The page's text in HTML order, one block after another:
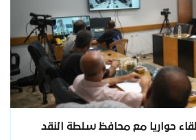
حواريا مع محافظ سلطة النقد